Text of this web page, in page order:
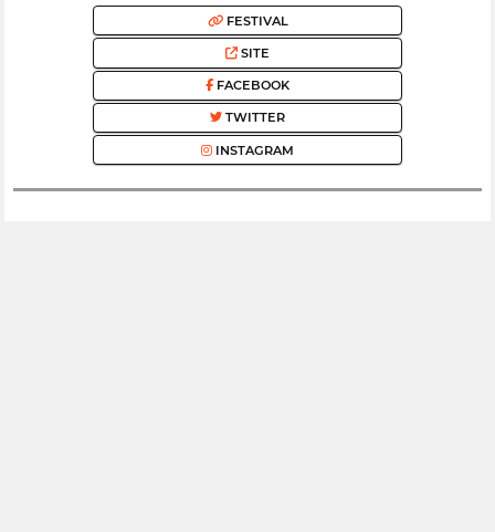
FESTIVAL
SITE
FACEBOOK
TWITTER
INSTAGRAM